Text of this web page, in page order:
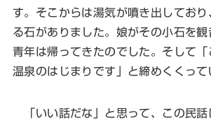
す。そこからは湯気が噴き出してお
る石がありました。娘がその小石を観
青年は帰ってきたのでした。そして「
温泉のはじまりです」と締めくくって
「いい話だな」と思って、この民話